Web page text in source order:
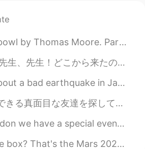
Moore. Part 3 of 3. Say, why did Time His glass subl...
って？ 女の子:そうそう！お母さんがね、先生がガイコツから来たって言ったよ！ エル:外国じゃなくて？！ 女の子:あ！！それか...
in Japan, so I logged back in. please let me know that you’...
してたちかわります。 理由は日本に働きたいので5日12月に日本語能力試験を受ける予定です。そして本当に勉強したいです。 私たち...
event with Dodgems！ I didn’t try it since I was a kid and I ...
2020 rover being unloaded last night! In a few months it'll l...